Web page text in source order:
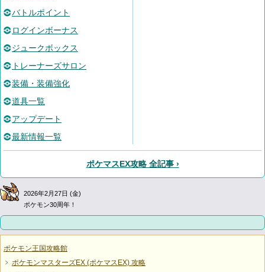
バトルポイント
ログインボーナス
ジュークボックス
トレーナーズサロン
装備・装備強化
道具一覧
アップデート
最新情報一覧
ポケマスEX攻略 全記事 ›
2026年2月27日 (金)
ポケモン30周年！
ポケモン王国攻略館
ポケモンマスターズEX (ポケマスEX) 攻略